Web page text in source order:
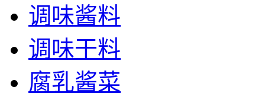
调味酱料
调味干料
腐乳酱菜